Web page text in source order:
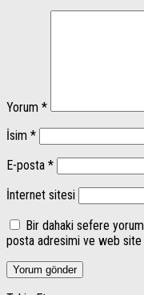
Yorum *
İsim *
E-posta *
İnternet sitesi
Bir dahaki sefere yorum
posta adresimi ve web site